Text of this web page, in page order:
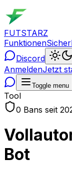
FUTSTARZ
Funktionen
Discord
AnmeldenJetzt
Toggle menu
Tool
0 Bans seit
Bot